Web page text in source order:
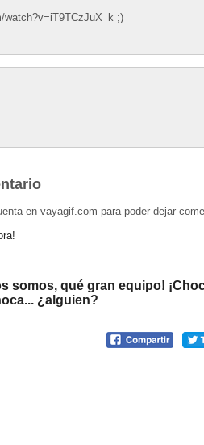
watch?v=iT9TCzJuX_k ;)
en vayagif.com para poder dejar
somos, qué gran equipo!
¿alguien?